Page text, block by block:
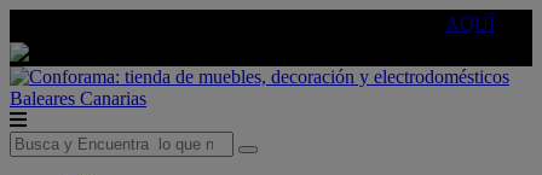
AQUÍ
Baleares Canarias